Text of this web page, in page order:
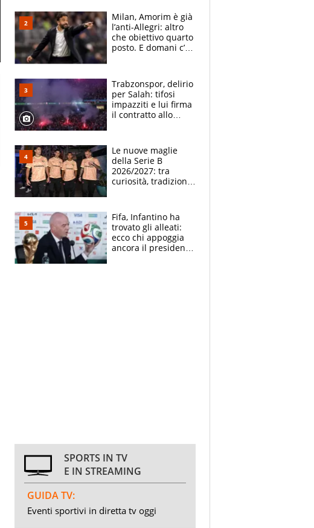
Milan, Amorim è già
l’anti-Allegri: altro
che obiettivo quarto
posto. E domani c’è
Trabzonspor, delirio
per Salah: tifosi
impazziti e lui firma
il contratto allo
Le nuove maglie
della Serie B
2026/2027: tra
curiosità, tradizione
Fifa, Infantino ha
trovato gli alleati:
ecco chi appoggia
ancora il presidente
SPORTS IN TV
E IN STREAMING
GUIDA TV:
Eventi sportivi in diretta tv oggi